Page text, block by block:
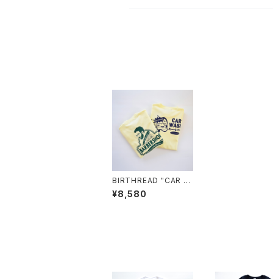
BIRTHREAD "CAR W
ASH × BARBER SHO
P" GOOD LUCK ST
¥8,580